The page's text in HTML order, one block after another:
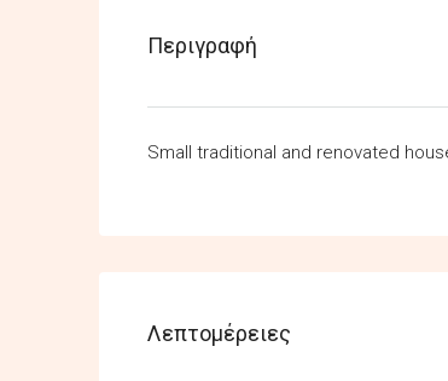
Περιγραφή
Small traditional and renovated
Λεπτομέρειες